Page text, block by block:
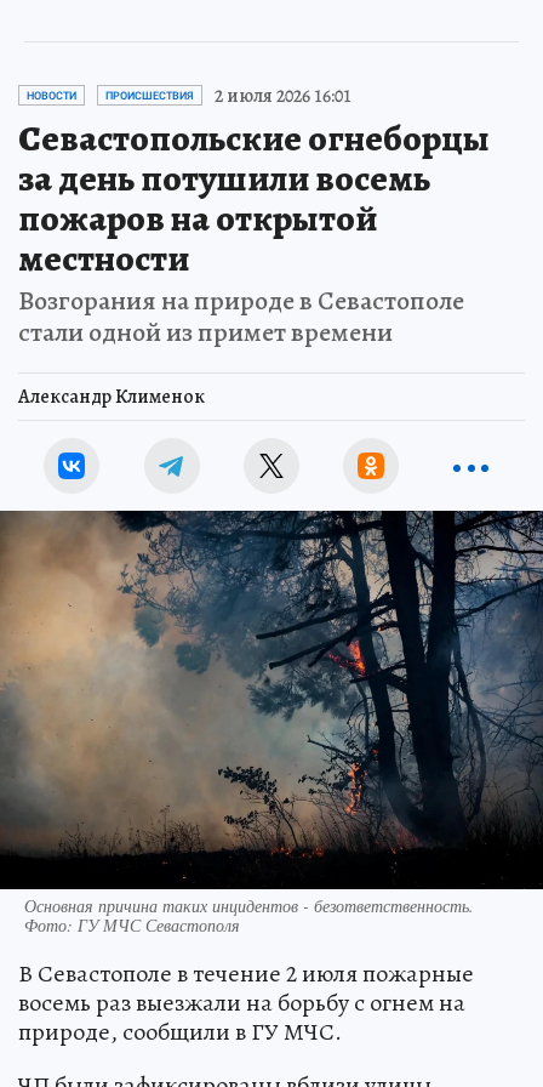
НОВОСТИ ПРОИСШЕСТВИЯ 2 июля 2026 16:01
Севастопольские огнеборцы
за день потушили восемь
пожаров на открытой
местности
Возгорания на природе в Севастополе
стали одной из примет времени
Александр Клименок
Основная причина таких инцидентов - безответственность.
Фото: ГУ МЧС Севастополя
В Севастополе в течение 2 июля пожарные
восемь раз выезжали на борьбу с огнем на
природе, сообщили в ГУ МЧС.